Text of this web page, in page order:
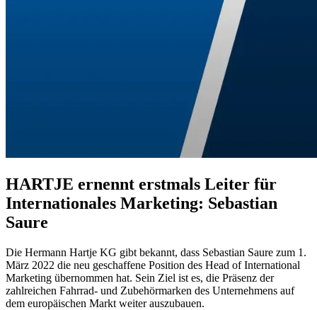
HARTJE ernennt erstmals Leiter für
Internationales Marketing: Sebastian
Saure
Die Hermann Hartje KG gibt bekannt, dass Sebastian Saure zum 1.
März 2022 die neu geschaffene Position des Head of International
Marketing übernommen hat. Sein Ziel ist es, die Präsenz der
zahlreichen Fahrrad- und Zubehörmarken des Unternehmens auf
dem europäischen Markt weiter auszubauen.